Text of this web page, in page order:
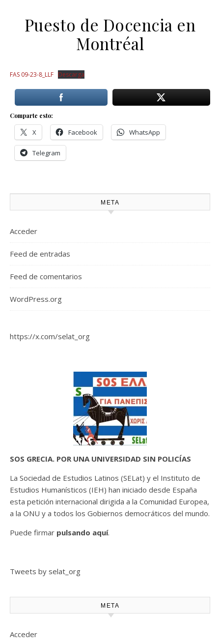
Puesto de Docencia en
Montréal
FAS 09-23-8_LLF Descarga
Comparte esto:
X Facebook WhatsApp
Telegram
META
Acceder
Feed de entradas
Feed de comentarios
WordPress.org
https://x.com/selat_org
SOS GRECIA. POR UNA UNIVERSIDAD SIN POLICÍAS
La Sociedad de Estudios Latinos (SELat) y el Instituto de
Estudios Humanísticos (IEH) han iniciado desde España
esta petición internacional dirigida a la Comunidad Europea,
a la ONU y a todos los Gobiernos democráticos del mundo.
Puede firmar pulsando aquí.
Tweets by selat_org
META
Acceder